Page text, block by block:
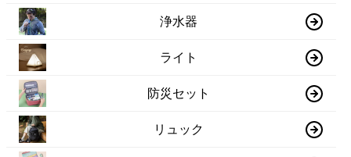
浄水器
ライト
防災セット
リュック